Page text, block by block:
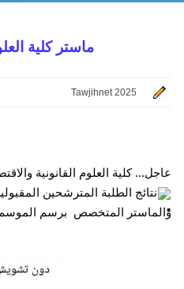
ماستر كلية
Tawjihnet 2025
عاجل... كلية العلوم القانونية
والماستر المتخصص  برسم الموسم